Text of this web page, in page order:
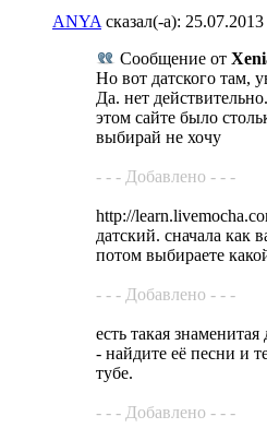
ANYA сказал(-а): 25.07.2013
Сообщение от
Но вот датского там,
Да. нет
этом сайте было
выбирай не хочу
- - - Добавлено - - -
http://
датский. сначала как
потом выбираете
- - - Добавлено - - -
есть такая
- найдите её песни и
тубе.
- - - Добавлено - - -